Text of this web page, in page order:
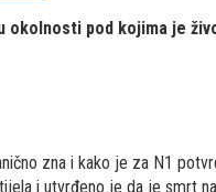
okolnosti pod kojima je
zna i kako je za N1
i utvrđeno je da je smrt